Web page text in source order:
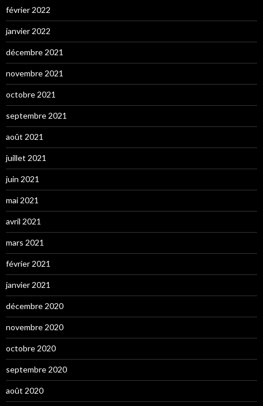
février 2022
janvier 2022
décembre 2021
novembre 2021
octobre 2021
septembre 2021
août 2021
juillet 2021
juin 2021
mai 2021
avril 2021
mars 2021
février 2021
janvier 2021
décembre 2020
novembre 2020
octobre 2020
septembre 2020
août 2020